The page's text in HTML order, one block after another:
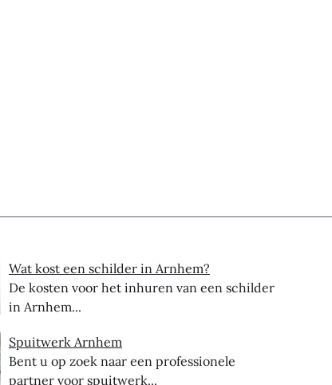
Wat kost een schilder in Arnhem?
De kosten voor het inhuren van een schilder
in Arnhem...
Spuitwerk Arnhem
Bent u op zoek naar een professionele
partner voor spuitwerk...